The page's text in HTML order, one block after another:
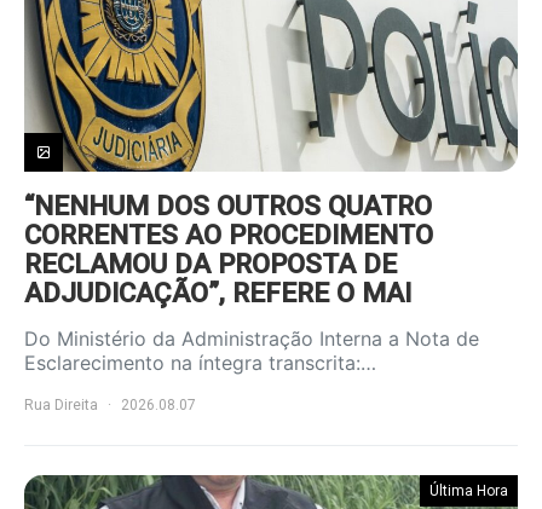
“NENHUM DOS OUTROS QUATRO
CORRENTES AO PROCEDIMENTO
RECLAMOU DA PROPOSTA DE
ADJUDICAÇÃO”, REFERE O MAI
Do Ministério da Administração Interna a Nota de
Esclarecimento na íntegra transcrita:…
Rua Direita 2026.08.07
Última Hora